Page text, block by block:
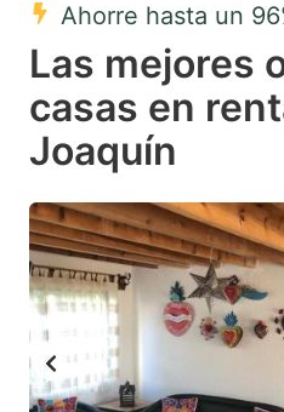
select
a
date.
Press
the
question
mark
key
to
get
the
Ahorre hasta un
Las mejores
casas en
Joaquín